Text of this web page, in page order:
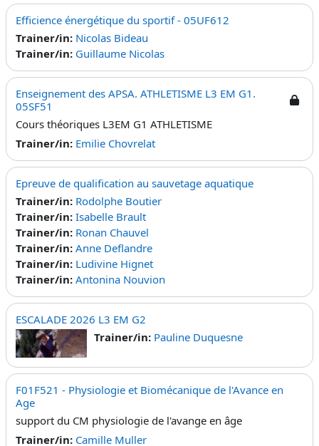
Efficience énergétique du sportif - 05UF612
Trainer/in: Nicolas Bideau
Trainer/in: Guillaume Nicolas
Enseignement des APSA. ATHLETISME L3 EM G1.
05SF51
Cours théoriques L3EM G1 ATHLETISME
Trainer/in: Emilie Chovrelat
Epreuve de qualification au sauvetage aquatique
Trainer/in: Rodolphe Boutier
Trainer/in: Isabelle Brault
Trainer/in: Ronan Chauvel
Trainer/in: Anne Deflandre
Trainer/in: Ludivine Hignet
Trainer/in: Antonina Nouvion
ESCALADE 2026 L3 EM G2
Trainer/in: Pauline Duquesne
F01F521 - Physiologie et Biomécanique de l'Avance en
Age
support du CM physiologie de l'avange en âge
Trainer/in: Camille Muller